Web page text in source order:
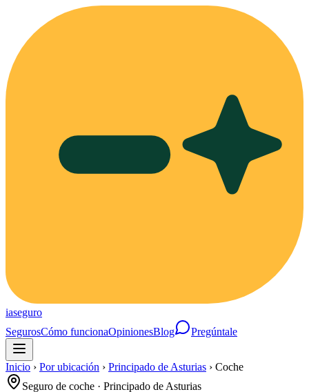
iaseguro
SegurosCómo funcionaOpinionesBlog Pregúntale
Inicio › Por ubicación › Principado de Asturias › Coche
Seguro de coche · Principado de Asturias